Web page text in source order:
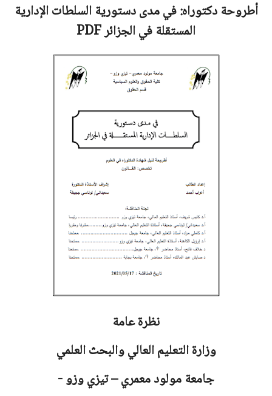
أطروحة دكتوراه:في مدى دستورية السلطات الإدارية
المستقلة في الجزائرPDF
نظرة عامة
وزارة التعليم العالي والبحث العلمي
جامعةمولود معمري – تيزي وزو -